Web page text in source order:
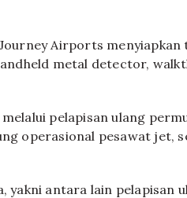
Airports
metal detector,
pelapisan ulang
operasional pesawat jet,
yakni antara lain pelapisan